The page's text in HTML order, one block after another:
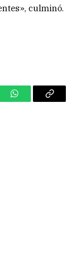
culminó.
WhatsAppCopy